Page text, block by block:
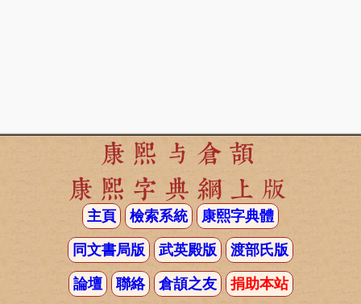
康熙与倉頡
康熙字典網上版
主頁 檢索系統 康熙字典體
同文書局版 武英殿版 渡部氏版
論壇 聯絡 倉頡之友 捐助本站